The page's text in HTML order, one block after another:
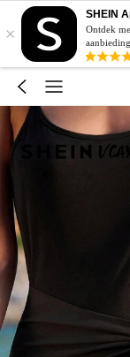
×
SHEIN
Ontdek